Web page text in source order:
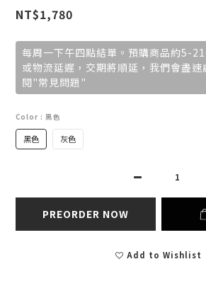
NT$1,780
每周一下午四點結單。預購商品約5-
或物流延遲，交期將順延，我們會盡速
閱"常見問題"
Color : 黑色
黑色 灰色
PREORDER NOW
Add to Wishlist